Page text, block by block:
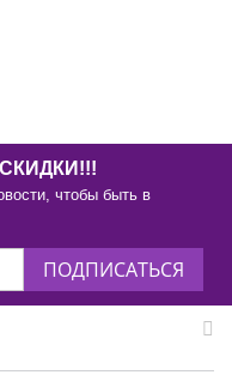
чтобы быть в
ПОДПИСАТЬСЯ